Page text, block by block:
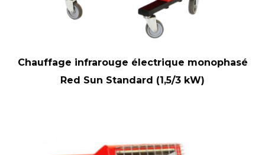
Chauffage infrarouge électrique monophasé
Red Sun Standard (1,5/3 kW)